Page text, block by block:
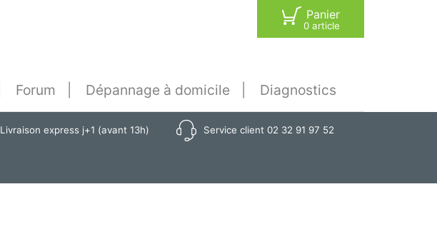
Panier
0 article
Forum Dépannage à domicile Diagnostics
Livraison express j+1 (avant 13h) Service client 02 32 91 97 52